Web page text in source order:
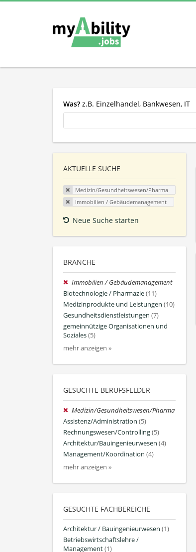
Was? z.B. Einzelhandel, Bankwesen, IT
AKTUELLE SUCHE
Medizin/Gesundheitswesen/Pharma
Immobilien / Gebäudemanagement
Neue Suche starten
BRANCHE
Immobilien / Gebäudemanagement
Biotechnologie / Pharmazie(11)
Medizinprodukte und Leistungen (10)
Gesundheitsdienstleistungen (7)
gemeinnützige Organisationen und
Soziales(5)
mehr anzeigen »
GESUCHTE BERUFSFELDER
Medizin/Gesundheitswesen/Pharma
Assistenz/Administration (5)
Rechnungswesen/Controlling(5)
Architektur/Bauingenieurwesen (4)
Management/Koordination (4)
mehr anzeigen »
GESUCHTE FACHBEREICHE
Architektur / Bauingenieurwesen (1)
Betriebswirtschaftslehre /
Management(1)